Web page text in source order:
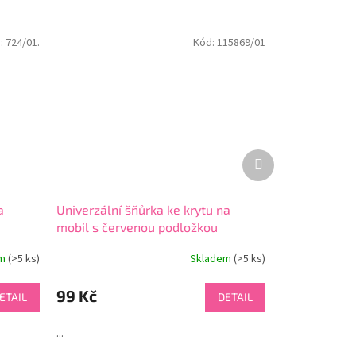
(>5 ks)
724/01.
Univerzální šňůrka ke krytu na
mobil s červenou podložkou
produktu
je
z
Skladem(>5 ks)
99 Kč DETAIL
...
Kód: 115869/01
Další
produkt